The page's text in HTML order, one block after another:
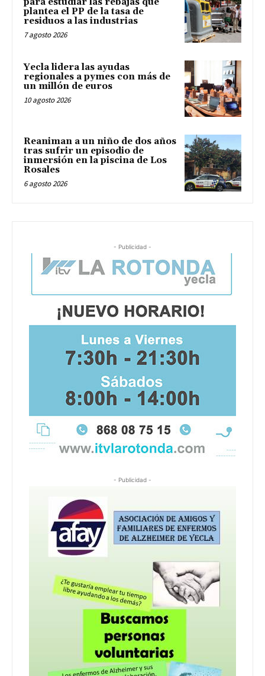
plantea el PP de la tasa de
residuos a las industrias
7 agosto 2026
Yecla lidera las ayudas
regionales a pymes con más de
un millón de euros
10 agosto 2026
Reaniman a un niño de dos años
tras sufrir un episodio de
inmersión en la piscina de Los
Rosales
6 agosto 2026
- Publicidad -
- Publicidad -